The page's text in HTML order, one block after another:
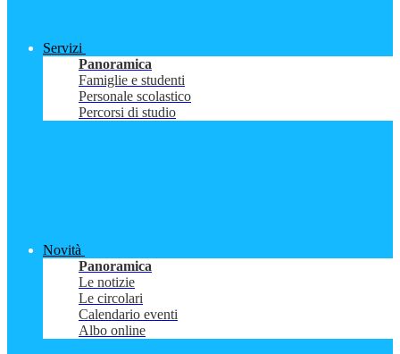
Servizi
Panoramica
Famiglie e studenti
Personale scolastico
Percorsi di studio
Novità
Panoramica
Le notizie
Le circolari
Calendario eventi
Albo online